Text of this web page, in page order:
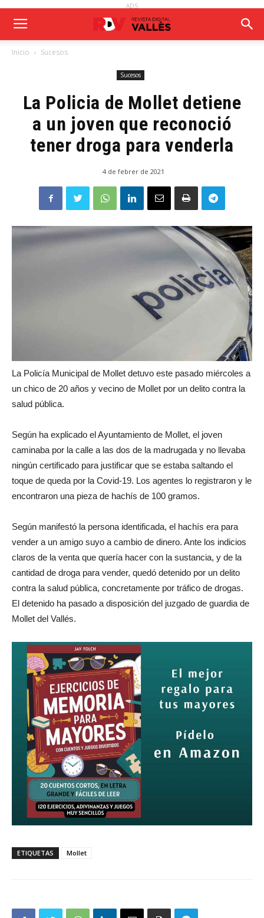
ADS
Inicio Sucesos
Sucesos
La Policia de Mollet detiene
a un joven que reconoció
tener droga para venderla
4 de febrer de 2021
La Policía Municipal de Mollet detuvo este pasado miércoles a
un chico de 20 años y vecino de Mollet por un delito contra la
salud pública.
Según ha explicado el Ayuntamiento de Mollet, el joven
caminaba por la calle a las dos de la madrugada y no llevaba
ningún certificado para justificar que se estaba saltando el
toque de queda por la Covid-19. Los agentes lo registraron y le
encontraron una pieza de hachís de 100 gramos.
Según manifestó la persona identificada, el hachís era para
vender a un amigo suyo a cambio de dinero. Ante los indicios
claros de la venta que quería hacer con la sustancia, y de la
cantidad de droga para vender, quedó detenido por un delito
contra la salud pública, concretamente por tráfico de drogas.
El detenido ha pasado a disposición del juzgado de guardia de
Mollet del Vallés.
ETIQUETAS Mollet